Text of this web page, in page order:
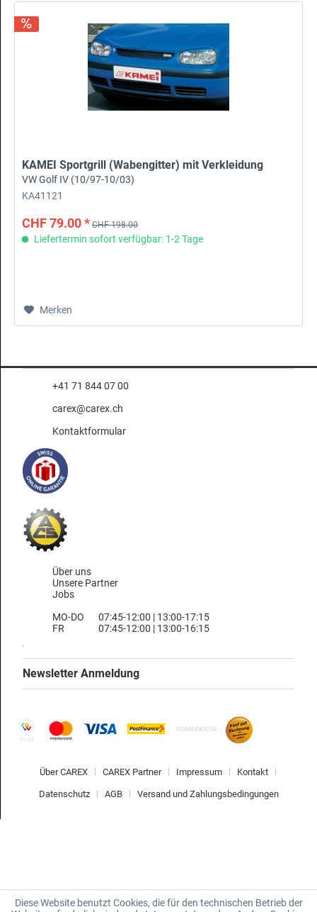
KAMEI Sportgrill (Wabengitter) mit Verkleidung
VW Golf IV (10/97-10/03)
KA41121
CHF 79.00 * CHF 198.00
Liefertermin sofort verfügbar: 1-2 Tage
Merken
+41 71 844 07 00
carex@carex.ch
Kontaktformular
Über uns
Unsere Partner
Jobs
MO-DO
FR
07:45-12:00 | 13:00-17:15
07:45-12:00 | 13:00-16:15
Newsletter Anmeldung
Über CAREX CAREX Partner Impressum Kontakt
Datenschutz AGB Versand und Zahlungsbedingungen
Diese Website benutzt Cookies, die für den technischen Betrieb der